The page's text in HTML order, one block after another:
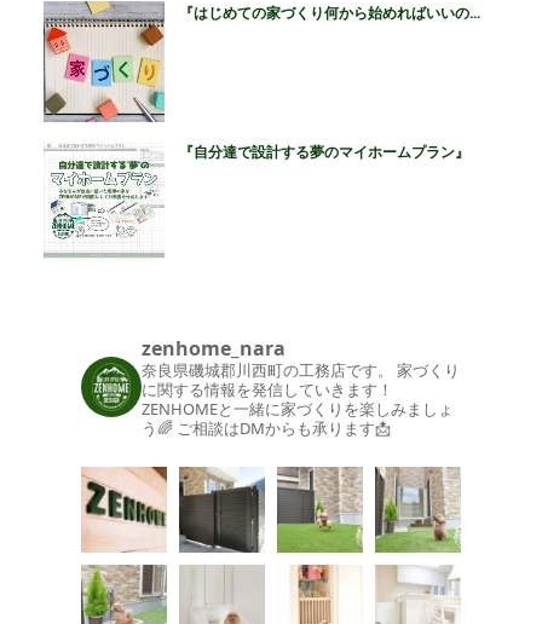
『はじめての家づくり何から始めればいいの...
『自分達で設計する夢のマイホームプラン』
zenhome_nara
奈良県磯城郡川西町の工務店です。
家づくり
に関する情報を発信していきます！
ZENHOMEと一緒に家づくりを楽しみましょ
う🌈 ご相談はDMからも承ります📩